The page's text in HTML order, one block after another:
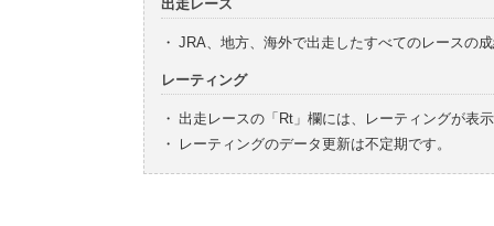
出走レース
・ JRA、地方、海外で出走したすべてのレースの
レーティング
・ 出走レースの「Rt」欄には、レーティングが表
・
レーティングのデータ更新は不定期です。